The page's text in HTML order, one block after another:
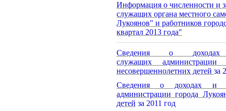
Информация о численности и
служащих органа местного
Лукоянов" и работников
квартал 2013 года"
Сведения о
служащих
несовершеннолетних детей за
Сведения о доходах и
администрации города
детей за 2011 год